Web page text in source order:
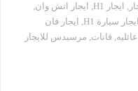
, ايجار H1 , ايجار اتش وان,
ايجار سيارة H1 , ايجار فان
عائليه, فانات, مرسيدس للايجار